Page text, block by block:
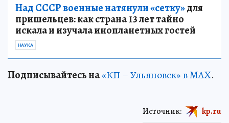
Над СССР военные натянули «сетку»для
пришельцев: как страна 13 лет тайно
искала и изучала инопланетных гостей
НАУКА
Подписывайтесь на«КП – Ульяновск» в MAX.
Источник: kp.ru